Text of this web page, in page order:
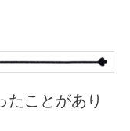
たことがあり